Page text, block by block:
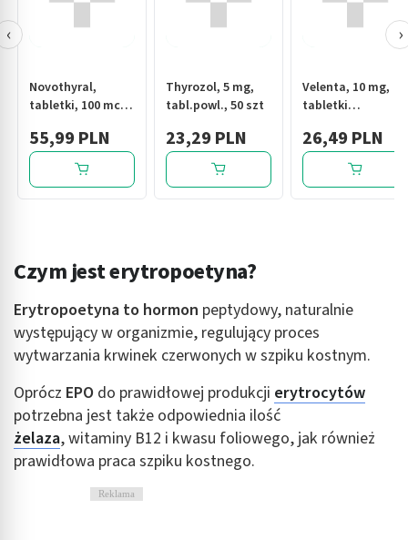
Novothyral,
tabletki, 100 mcg
55,99 PLN
Thyrozol, 5 mg,
tabl.powl., 50 szt
23,29 PLN
Velenta, 10 mg,
tabletki
26,49 PLN
‹ ›
Czym jest erytropoetyna?
Erytropoetyna to hormon peptydowy, naturalnie
występujący w organizmie, regulujący proces
wytwarzania krwinek czerwonych w szpiku kostnym.
Oprócz EPO do prawidłowej produkcji erytrocytów
potrzebna jest także odpowiednia ilość
żelaza, witaminy B12 i kwasu foliowego, jak również
prawidłowa praca szpiku kostnego.
Reklama